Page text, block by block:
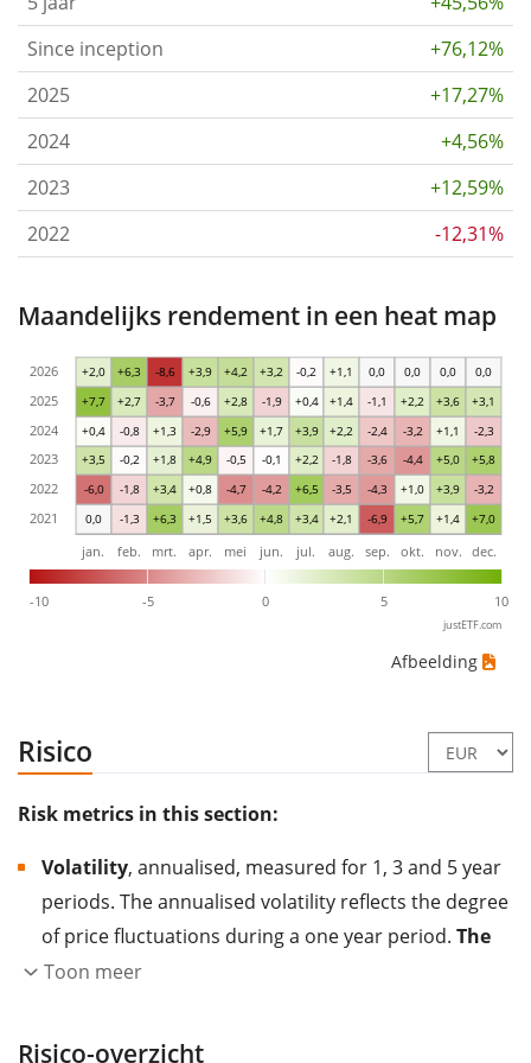
Since inception
+76,12%
2025
+17,27%
2024
+4,56%
2023
+12,59%
2022
-12,31%
Maandelijks rendement in een heat map
0,0 -1,3 +6,3 +1,5 +3,6 +4,8 +3,4 +2,1 -6,9 +5,7 +1,4 +7,0
-6,0 -1,8 +3,4 +0,8 -4,7 -4,2 +6,5 -3,5 -4,3 +1,0 +3,9 -3,2
+3,5 -0,2 +1,8 +4,9 -0,5 -0,1 +2,2 -1,8 -3,6 -4,4 +5,0 +5,8
+0,4 -0,8 +1,3 -2,9 +5,9 +1,7 +3,9 +2,2 -2,4 -3,2 +1,1 -2,3
+7,7 +2,7 -3,7 -0,6 +2,8 -1,9 +0,4 +1,4 -1,1 +2,2 +3,6 +3,1
+2,0 +6,3 -8,6 +3,9 +4,2 +3,2 -0,2 +1,1 0,0 0,0 0,0 0,0
-10 -5 0 5 10
jan. feb. mrt. apr. mei jun. jul. aug. sep. okt. nov. dec.
2021
2022
2023
2024
2025
2026
justETF.com
Afbeelding
Risico
Risk metrics in this section:
Volatility, annualised, measured for 1, 3 and 5 year
periods. The annualised volatility reflects the degree
of price fluctuations during a one year period. The
higher the volatility, the more significantly the
the past.
Assets with higher volatility are generally
Toon meer
Risico-overzicht